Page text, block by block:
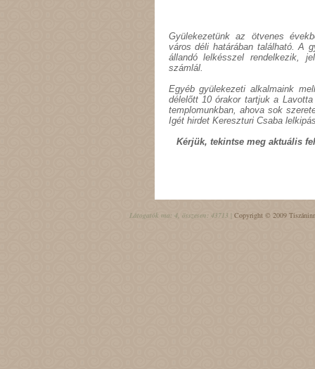
Gyülekezetünk az ötvenes
város déli határában található. A
állandó lelkésszel rendelkezik,
számlál.
Egyéb gyülekezeti alkalmaink
délelőtt 10 órakor tartjuk a
templomunkban, ahova sok
Igét hirdet Kereszturi Csaba
Kérjük, tekintse meg aktuális
Látogatók ma: 4, összesen: 43713 | Copyright © 2009